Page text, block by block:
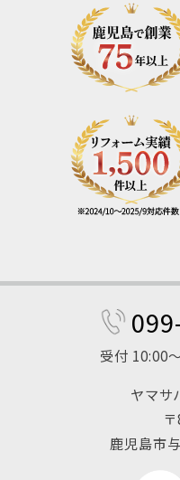
受付 10:00
ヤマサ
鹿児島市